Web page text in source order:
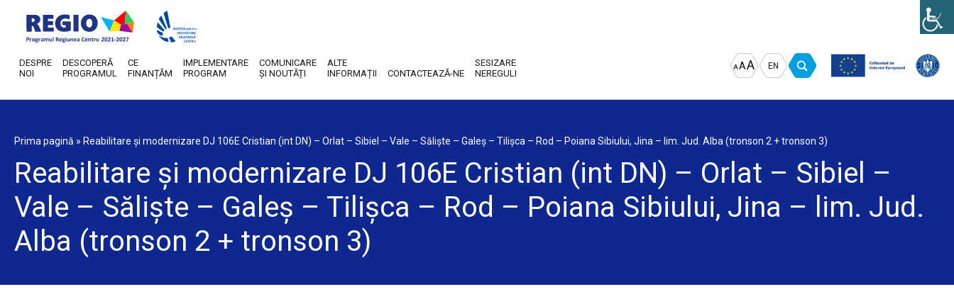
DESPRE
NOI
DESCOPERĂ
PROGRAMUL
CE
FINANȚĂM
IMPLEMENTARE
PROGRAM
COMUNICARE
ȘI NOUTĂȚI
ALTE
INFORMAȚII
CONTACTEAZĂ-NE
SESIZARE
NEREGULI
A
Decrease
font
A Reset
font
AIncrease
font
EN
Prima pagină » Reabilitare și modernizare DJ 106E Cristian (int DN) – Orlat – Sibiel – Vale – Săliște – Galeș – Tilișca – Rod – Poiana Sibiului, Jina – lim. Jud. Alba (tronson 2 + tronson 3)
Reabilitare și modernizare DJ 106E Cristian (int DN) – Orlat – Sibiel –
Vale – Săliște – Galeș – Tilișca – Rod – Poiana Sibiului, Jina – lim. Jud.
Alba (tronson 2 + tronson 3)